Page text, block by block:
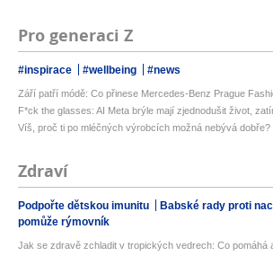
Pro generaci Z
#inspirace #wellbeing #news
Září patří módě: Co přinese Mercedes-Benz Prague
F*ck the glasses: AI Meta brýle mají zjednodušit život,
Víš, proč ti po mléčných výrobcích možná nebývá dobře?
Zdraví
Podpořte dětskou imunitu Babské rady proti
pomůže rýmovník
Jak se zdravě zchladit v tropických vedrech: Co pomáhá